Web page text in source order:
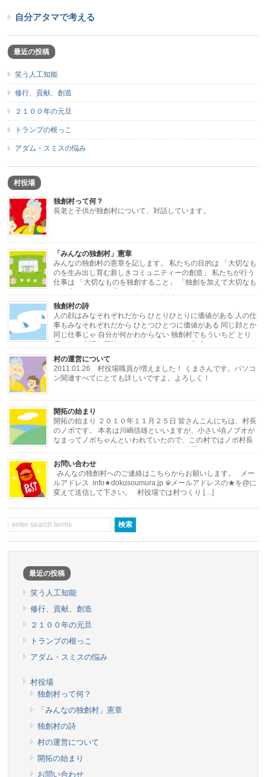
自分アタマで考える
最近の投稿
笑う人工知能
修行、貢献、創造
２１００年の元旦
トランプの根っこ
アダム・スミスの悩み
村役場
独創村って何？
長老と子供が独創村について、対話しています。
「みんなの独創村」憲章
みんなの独創村の憲章を記します。 私たちの目的は 「大切なも
のを生み出し育む新しきコミュニティーの創造」 私たちが行う
仕事は 「大切なものを独創すること」 「独創を加えて大切なも
独創村の詩
人の顔はみなそれぞれだから ひとりひとりに価値がある 人の仕
事もみなそれぞれだから ひとつひとつに価値がある 同じ顔とか
同じ仕事じゃ 自分が何かわからない 独創村でもういちど とり
戻したい大切な価値 ひとりひとりと ひと […]
村の運営について
2011.01.26 村役場職員が増えました！ くまさんです。パソコ
ン関連すべてにとても詳しいですよ。よろしく！
開拓の始まり
開拓の始まり ２０１０年１１月２５日 皆さんこんにちは、村長
のノボです。 本名は川嶋信雄といいますが、小さい頃ノブオが
なまってノボちゃんといわれていたので、この村ではノボ村長
にしました。 さて私はある小さな会社の社長をし […]
お問い合わせ
みんなの独創村へのご連絡はこちらからお願いします。 メー
ルアドレス info★dokusoumura.jp ※メールアドレスの★を@に
変えて送信して下さい。 村役場では村つくり […]
最近の投稿
笑う人工知能
修行、貢献、創造
２１００年の元旦
トランプの根っこ
アダム・スミスの悩み
村役場
独創村って何？
「みんなの独創村」憲章
独創村の詩
村の運営について
開拓の始まり
お問い合わせ